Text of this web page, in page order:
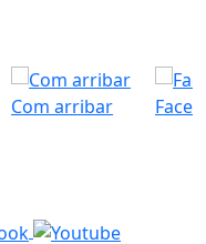
Com arribar